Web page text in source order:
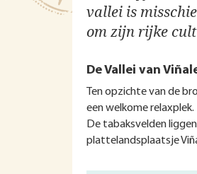
vallei is
om zijn rijke
De Vallei van
Ten opzichte van de
een welkome
De tabaksvelden
plattelandsplaatsje